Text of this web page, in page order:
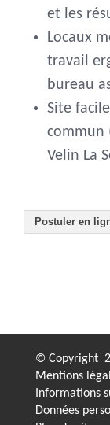
et les
Locaux
travail
bureau
Site
commun
Velin La
Postuler en
© Copyright
Mentions
Informations
Données